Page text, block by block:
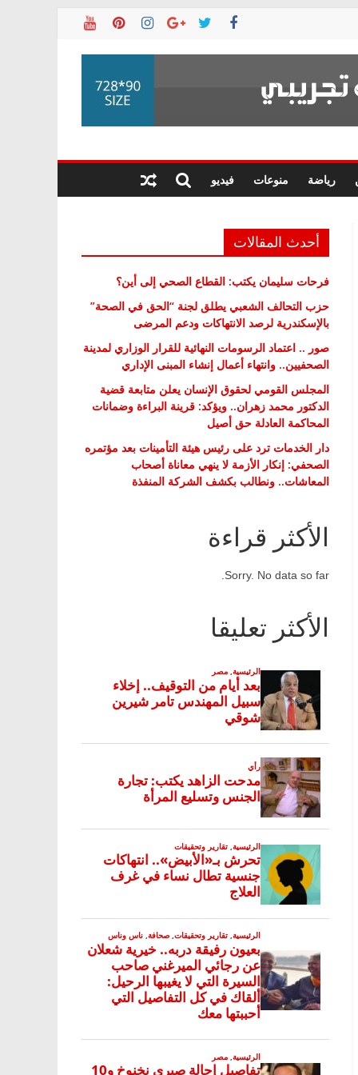
رياضة منوعات فيديو
أحدث المقالات
فرحات سليمان يكتب: القطاع الصحي إلى أين؟
حزب التحالف الشعبي يطلق لجنة “الحق في الصحة”
بالإسكندرية لرصد الانتهاكات ودعم المرضى
صور .. اعتماد الرسومات النهائية للقرار الوزاري لمدينة
الصحفيين.. وانتهاء أعمال إنشاء المبنى الإداري
المجلس القومي لحقوق الإنسان يعلن متابعة قضية
الدكتور محمد زهران.. ويؤكد: قرينة البراءة وضمانات
المحاكمة العادلة حق أصيل
دار الخدمات ترد على رئيس هيئة التأمينات بعد مؤتمره
الصحفي: إنكار الأزمة لا ينهي معاناة أصحاب
المعاشات.. ونطالب بكشف الشركة المنفذة
الأكثر قراءة
Sorry. No data so far.
الأكثر تعليقا